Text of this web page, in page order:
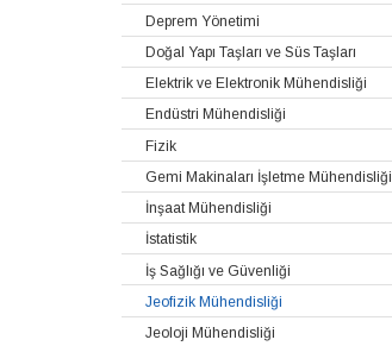
Deprem Yönetimi
Doğal Yapı Taşları ve Süs Taşları
Elektrik ve Elektronik Mühendisliği
Endüstri Mühendisliği
Fizik
Gemi Makinaları İşletme Mühendisliği
İnşaat Mühendisliği
İstatistik
İş Sağlığı ve Güvenliği
Jeofizik Mühendisliği
Jeoloji Mühendisliği